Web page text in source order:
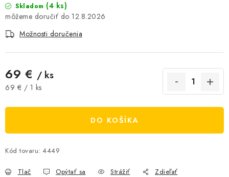
VÝŽIVOVÉ DOPLNKY
Kamenná predajňa
Napísali o nás
Najčastejšie otázky FAQ
Skladom (4 ks)
12.8.2026
Možnosti doručenia
69 € / ks
Jednotková cena:
69 € / 1 ks
DO KOŠÍKA
Kód tovaru: 4449
Tlač Opýtať sa Strážiť Zdieľať